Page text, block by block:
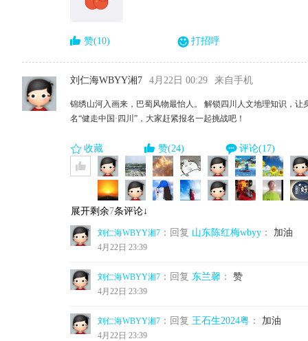
赞(10) 打招呼
刘仁海WBYY湘7 4月22日 00:29 来自手机
锦绣山河入画来，巴蜀风物最怡人。 解锁四川人文地理知识，
名“健走中国·四川”，大家赶紧报名一起挑战吧！
收藏 赞(24) 评论(17)
展开剩余7条评论↓
刘仁海WBYY湘7 ：回复 山东陈红梅wbyy ： 加油
4月22日 23:39
刘仁海WBYY湘7 ：回复 东兰馨 ： 赞
4月22日 23:39
刘仁海WBYY湘7 ：回复 王石生2024粤 ： 加油
4月22日 23:39